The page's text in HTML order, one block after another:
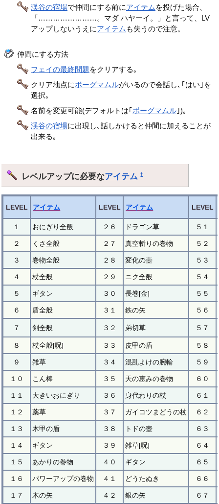
渓谷の宿場で仲間にする前にアイテム を投げた場合、
「……………………。マダ ハヤーイ。」と言って、LV
アップしないうえにアイテム も失うので注意。
仲間にする方法
フェイの最終問題 をクリアする｡
クリア地点にボーグマムルがいるので会話し､｢はい｣を
選択｡
名前を変更可能(デフォルトは｢ボーグマムル ｣)｡
渓谷の宿場に出現し､話しかけると仲間に加えることが
出来る｡
レベルアップに必要なアイテム †
LEVEL アイテム LEVEL アイテム LEVEL
１ おにぎり全般 ２６ ドラゴン草 ５１
２ くさ全般 ２７ 真空斬りの巻物 ５２
３ 巻物全般 ２８ 変化の壺 ５３
４ 杖全般 ２９ ニク全般 ５４
５ ギタン ３０ 長巻[金] ５５
６ 盾全般 ３１ 鉄の矢 ５６
７ 剣全般 ３２ 弟切草 ５７
８ 杖全般[呪] ３３ 皮甲の盾 ５８
９ 雑草 ３４ 混乱よけの腕輪 ５９
１０ こん棒 ３５ 天の恵みの巻物 ６０
１１ 大きいおにぎり ３６ 身代わりの杖 ６１
１２ 薬草 ３７ ガイコツまどうの杖 ６２
１３ 木甲の盾 ３８ トドの壺 ６３
１４ ギタン ３９ 雑草[呪] ６４
１５ あかりの巻物 ４０ ギタン ６５
１６ パワーアップの巻物 ４１ どうたぬき ６６
１７ 木の矢 ４２ 銀の矢 ６７